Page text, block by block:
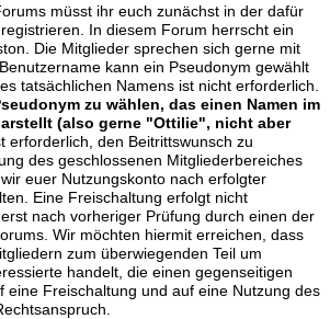
müsst ihr euch zunächst in der dafür
In diesem Forum herrscht ein
Die Mitglieder sprechen sich gerne mit
kann ein Pseudonym gewählt
tatsächlichen Namens ist nicht erforderlich.
zu wählen, das einen Namen im
(also gerne "Ottilie", nicht aber
erforderlich, den Beitrittswunsch zu
des geschlossenen Mitgliederbereiches
euer Nutzungskonto nach erfolgter
Eine Freischaltung erfolgt nicht
nach vorheriger Prüfung durch einen der
Wir möchten hiermit erreichen, dass
zum überwiegenden Teil um
handelt, die einen gegenseitigen
eine Freischaltung und auf eine Nutzung des